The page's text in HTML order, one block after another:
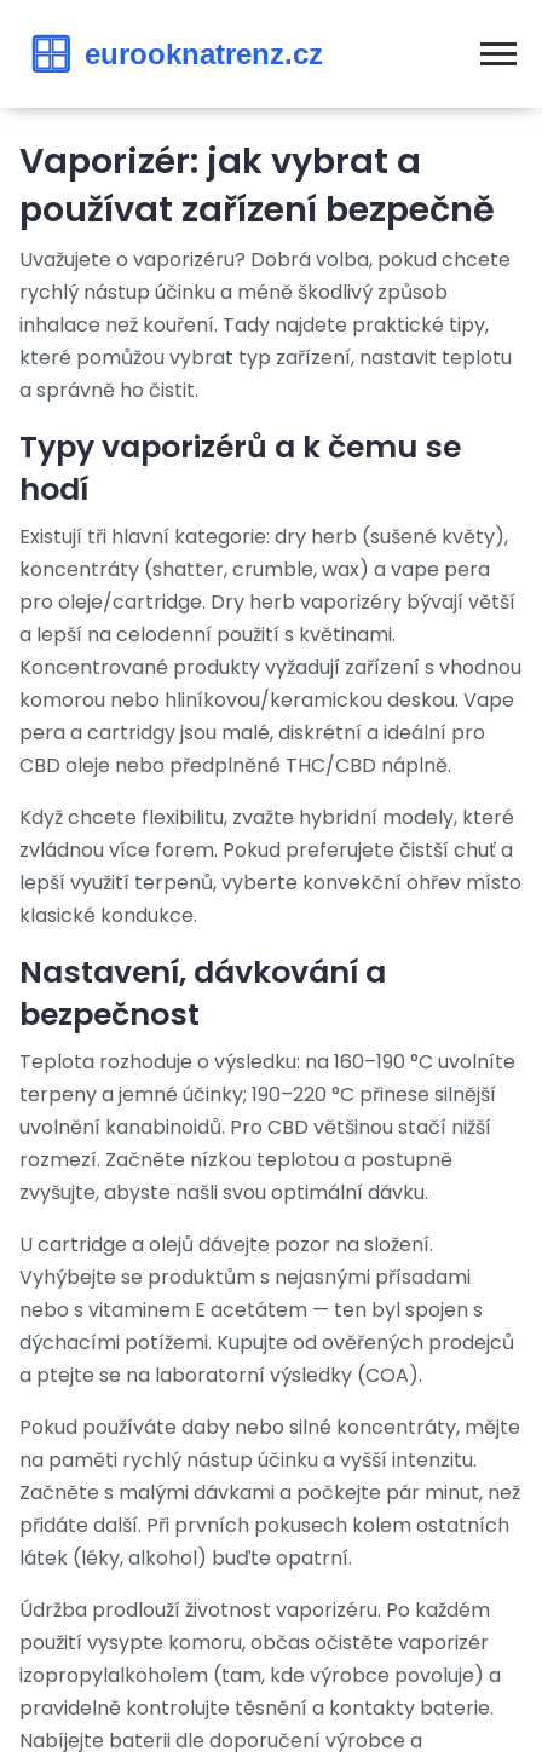
Vaporizér: jak vybrat a
používat zařízení bezpečně
Uvažujete o vaporizéru? Dobrá volba, pokud chcete
rychlý nástup účinku a méně škodlivý způsob
inhalace než kouření. Tady najdete praktické tipy,
které pomůžou vybrat typ zařízení, nastavit teplotu
a správně ho čistit.
Typy vaporizérů a k čemu se
hodí
Existují tři hlavní kategorie: dry herb (sušené květy),
koncentráty (shatter, crumble, wax) a vape pera
pro oleje/cartridge. Dry herb vaporizéry bývají větší
a lepší na celodenní použití s květinami.
Koncentrované produkty vyžadují zařízení s vhodnou
komorou nebo hliníkovou/keramickou deskou. Vape
pera a cartridgy jsou malé, diskrétní a ideální pro
CBD oleje nebo předplněné THC/CBD náplně.
Když chcete flexibilitu, zvažte hybridní modely, které
zvládnou více forem. Pokud preferujete čistší chuť a
lepší využití terpenů, vyberte konvekční ohřev místo
klasické kondukce.
Nastavení, dávkování a
bezpečnost
Teplota rozhoduje o výsledku: na 160–190 °C uvolníte
terpeny a jemné účinky; 190–220 °C přinese silnější
uvolnění kanabinoidů. Pro CBD většinou stačí nižší
rozmezí. Začněte nízkou teplotou a postupně
zvyšujte, abyste našli svou optimální dávku.
U cartridge a olejů dávejte pozor na složení.
Vyhýbejte se produktům s nejasnými přísadami
nebo s vitaminem E acetátem — ten byl spojen s
dýchacími potížemi. Kupujte od ověřených prodejců
a ptejte se na laboratorní výsledky (COA).
Pokud používáte daby nebo silné koncentráty, mějte
na paměti rychlý nástup účinku a vyšší intenzitu.
Začněte s malými dávkami a počkejte pár minut, než
přidáte další. Při prvních pokusech kolem ostatních
látek (léky, alkohol) buďte opatrní.
Údržba prodlouží životnost vaporizéru. Po každém
použití vysypte komoru, občas očistěte vaporizér
izopropylalkoholem (tam, kde výrobce povoluje) a
pravidelně kontrolujte těsnění a kontakty baterie.
Nabíjejte baterii dle doporučení výrobce a